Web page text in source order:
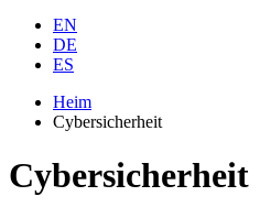
EN
DE
ES
Heim
Cybersicherheit
Cybersicherheit